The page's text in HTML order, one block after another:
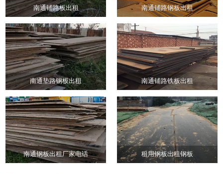
南通铺路板出租 南通铺路钢板出租
南通垫路钢板出租 南通铺路铁板出租
南通钢板出租厂家电话 租用钢板出租钢板